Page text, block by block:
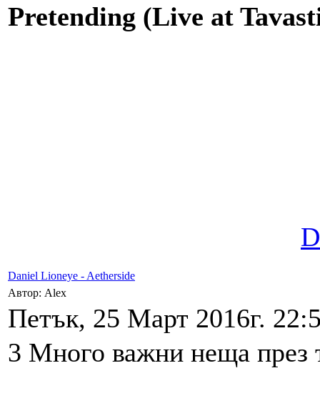
Pretending (Live at
Daniel Lioneye - Aetherside
Автор: Alex
Петък, 25 Март 2016г.
3 Много важни неща през